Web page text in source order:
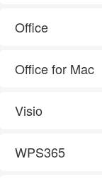
Office
Office for Mac
Visio
WPS365